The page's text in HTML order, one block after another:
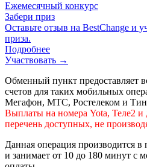
Ежемесячный конкурс
Забери приз
Оставьте отзыв на BestChange и
приза.
Подробнее
Участвовать →
Обменный пункт предоставляет
счетов для таких мобильных
Мегафон, МТС, Ростелеком и
Выплаты на номера Yota, Теле2 и
перечень доступных, не
Данная операция производится
и занимает от 10 до 180 минут с